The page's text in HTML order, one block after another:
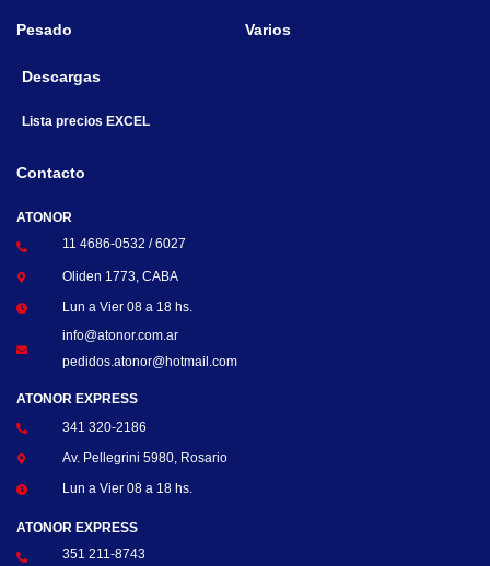
Pesado Varios
Descargas
Lista precios EXCEL
Contacto
ATONOR
11 4686-0532 / 6027
Oliden 1773, CABA
Lun a Vier 08 a 18 hs.
info@atonor.com.ar
pedidos.atonor@hotmail.com
ATONOR EXPRESS
341 320-2186
Av. Pellegrini 5980, Rosario
Lun a Vier 08 a 18 hs.
ATONOR EXPRESS
351 211-8743